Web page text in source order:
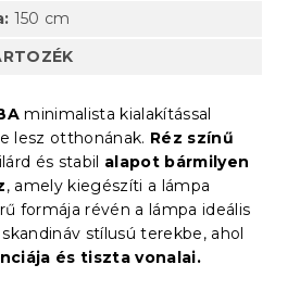
150 cm
minimalista kialakítással
lesz otthonának. Réz színű
és stabil alapot bármilyen
, amely kiegészíti a lámpa
formája révén a lámpa ideális
stílusú terekbe, ahol
és tiszta vonalai.